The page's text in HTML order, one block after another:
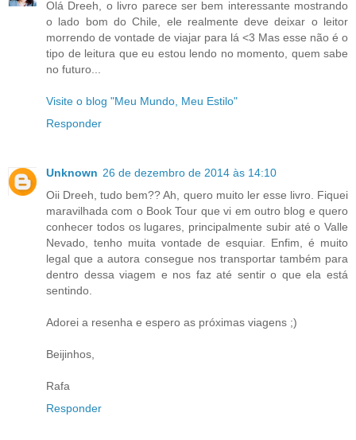
Olá Dreeh, o livro parece ser bem interessante mostrando
o lado bom do Chile, ele realmente deve deixar o leitor
morrendo de vontade de viajar para lá <3 Mas esse não é o
tipo de leitura que eu estou lendo no momento, quem sabe
no futuro...
Visite o blog "Meu Mundo, Meu Estilo"
Responder
Unknown 26 de dezembro de 2014 às 14:10
Oii Dreeh, tudo bem?? Ah, quero muito ler esse livro. Fiquei
maravilhada com o Book Tour que vi em outro blog e quero
conhecer todos os lugares, principalmente subir até o Valle
Nevado, tenho muita vontade de esquiar. Enfim, é muito
legal que a autora consegue nos transportar também para
dentro dessa viagem e nos faz até sentir o que ela está
sentindo.
Adorei a resenha e espero as próximas viagens ;)
Beijinhos,
Rafa
Responder